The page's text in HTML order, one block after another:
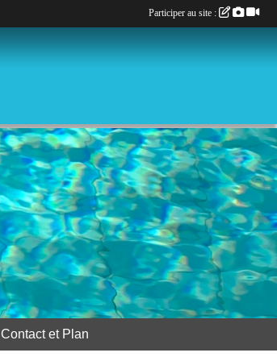
Contact et Plan
Participer au site :